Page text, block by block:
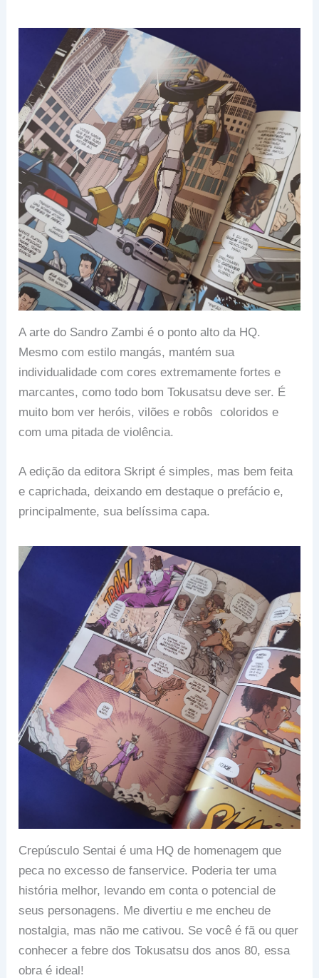
A arte do Sandro Zambi é o ponto alto da HQ.
Mesmo com estilo mangás, mantém sua
individualidade com cores extremamente fortes e
marcantes, como todo bom Tokusatsu deve ser. É
muito bom ver heróis, vilões e robôs coloridos e
com uma pitada de violência.
A edição da editora Skript é simples, mas bem feita
e caprichada, deixando em destaque o prefácio e,
principalmente, sua belíssima capa.
Crepúsculo Sentai é uma HQ de homenagem que
peca no excesso de fanservice. Poderia ter uma
história melhor, levando em conta o potencial de
seus personagens. Me divertiu e me encheu de
nostalgia, mas não me cativou. Se você é fã ou quer
conhecer a febre dos Tokusatsu dos anos 80, essa
obra é ideal!